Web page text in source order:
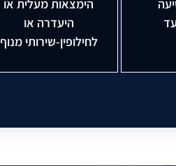
הימצאות מעלית או
היעדרה או
לחילופין-שירותי מנוף